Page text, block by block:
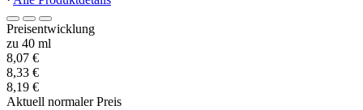
Preisentwicklung
zu 40 ml
8,07 €
8,33 €
8,19 €
Aktuell normaler Preis